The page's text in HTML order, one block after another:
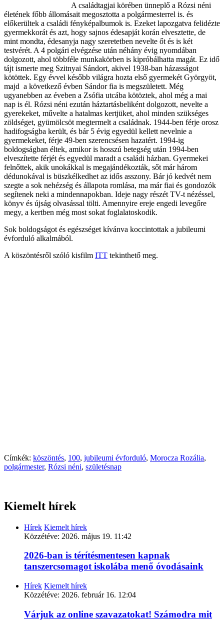
A családtagjai körében ünneplő a Rózsi néni
életének főbb állomásait megosztotta a polgármesterrel is. és
előkerültek a családi fényképalbumok is. Ezeket lapozgatva felidézte
gyermekkorát és azt, hogy sajnos édesapját korán elvesztette, de
mint mondta, édesanyja nagy szeretetben nevelte őt és is két
testvérét. A 4 polgári elvégzése után néhány évig nyomdában
dolgozott, ahol többféle munkakörben is kipróbálhatta magát. Ez idő
tájt ismerte meg Szitnyai Sándort, akivel 1938-ban házasságot
kötöttek. Egy évvel később világra hozta első gyermekét Györgyöt,
majd a következő évben Sándor fia is megszületett. Még
ugyanebben az éveben a Zsófia utcába kötöztek, ahol még a mai
nap is él. Rózsi néni ezután háztartásbeliként dolgozott, nevelte a
gyerekeket, művelte a hatalmas kertjüket, ahol minden szükséges
zöldséget, gyümölcsöt megtermelt a családnak. 1944-ben férje orosz
hadifogságba került, és bár 5 évig egyedül kellett nevelnie a
gyermekeket, férje 49-ben szerencsésen hazatért. 1994-ig
boldogságban éltek, amikor is hosszú betegség után 1994-ben
elveszítette férjét és egyedül maradt a családi házban. Gyermekei
felnőttek, akik unokákkal is megajándékozták, sőt már három
dédunokával is büszkélkedhet az idős asszony. Bár jó kedvét nem
szegte a sok nehézség és állapota romlása, ma már fiai és gondozók
segítenek neki a mindennapokban. Ideje nagy részét TV-t nézéssel,
könyv és újság olvasással tölti. Amennyire ereje engedi levegőre
megy, a kertben még most sokat foglalatoskodik.
Sok boldogságot és egészséget kívánva koccintottak a jubileumi
évforduló alkalmából.
A köszöntésről szóló kisfilm ITT tekinthető meg.
Címkék: köszöntés, 100, jubileumi évforduló, Morocza Rozália,
polgármester, Rózsi néni, születésnap
Kiemelt hírek
Hírek Kiemelt hírek
Közzétéve: 2026. május 19. 11:42
2026-ban is térítésmentesen kapnak
tanszercsomagot iskolába menő óvodásaink
Hírek Kiemelt hírek
Közzétéve: 2026. február 16. 12:04
Várjuk az online szavazatokat! Számodra mit